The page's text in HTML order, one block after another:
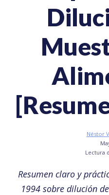
Néstor
Lectura
Resumen claro y
1994 sobre dilución